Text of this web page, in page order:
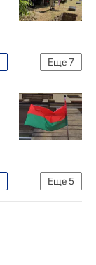
Еще7
Еще5